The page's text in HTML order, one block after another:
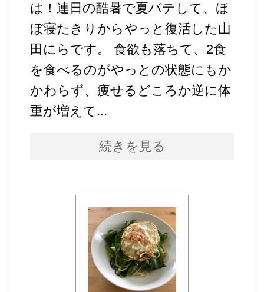
は！連日の酷暑で夏バテして、ほ
ぼ寝たきりからやっと復活した山
田にらです。 食欲も落ちて、2食
を食べるのがやっとの状態にもか
かわらず、痩せるどころか逆に体
重が増えて...
続きを見る